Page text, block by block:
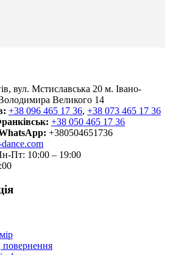
вул. Мстиславська 20 м. Івано-
Великого 14
+38 096 465 17 36, +38 073 465 17 36
+38 050 465 17 36
+380504651736
Пт: 10:00 – 19:00
повернення